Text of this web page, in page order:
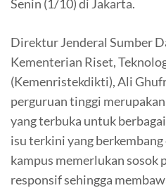
Senin (1/10) di Jakarta.
Direktur Jenderal Sumber
Kementerian Riset,
(Kemenristekdikti), Ali
perguruan tinggi
yang terbuka untuk
isu terkini yang
kampus memerlukan sosok
responsif sehingga